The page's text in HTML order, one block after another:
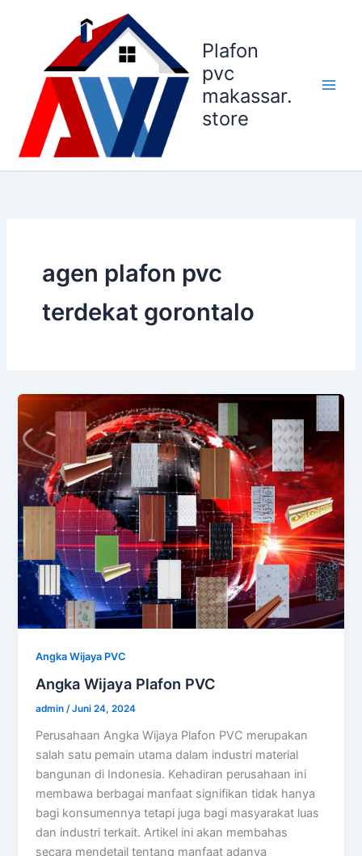
Plafon
pvc
makassar.
store
agen plafon pvc
terdekat gorontalo
Angka Wijaya PVC
Angka Wijaya Plafon PVC
admin/Juni 24, 2024
Perusahaan Angka Wijaya Plafon PVC merupakan
salah satu pemain utama dalam industri material
bangunan di Indonesia. Kehadiran perusahaan ini
membawa berbagai manfaat signifikan tidak hanya
bagi konsumennya tetapi juga bagi masyarakat luas
dan industri terkait. Artikel ini akan membahas
secara mendetail tentang manfaat adanya